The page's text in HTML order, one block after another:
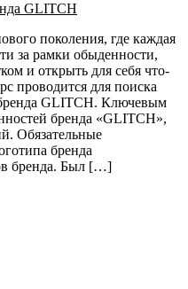
GLITCH
поколения, где каждая
за рамки обыденности,
и открыть для себя что-
проводится для поиска
бренда GLITCH. Ключевым
бренда «GLITCH»,
Обязательные
бренда
бренда. Был […]